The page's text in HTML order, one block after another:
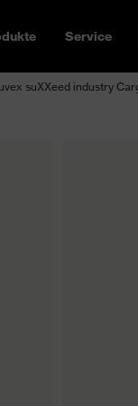
Service
uvex suXXeed industry